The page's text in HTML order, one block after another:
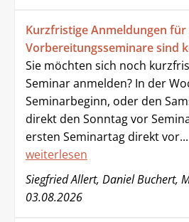
Kurzfristige Anmeldungen für
Vorbereitungsseminare sind
Sie möchten sich noch
Seminar anmelden? In der
Seminarbeginn, oder den
direkt den Sonntag vor
ersten Seminartag direkt vor...
weiterlesen
Siegfried Allert, Daniel Buchert,
03.08.2026